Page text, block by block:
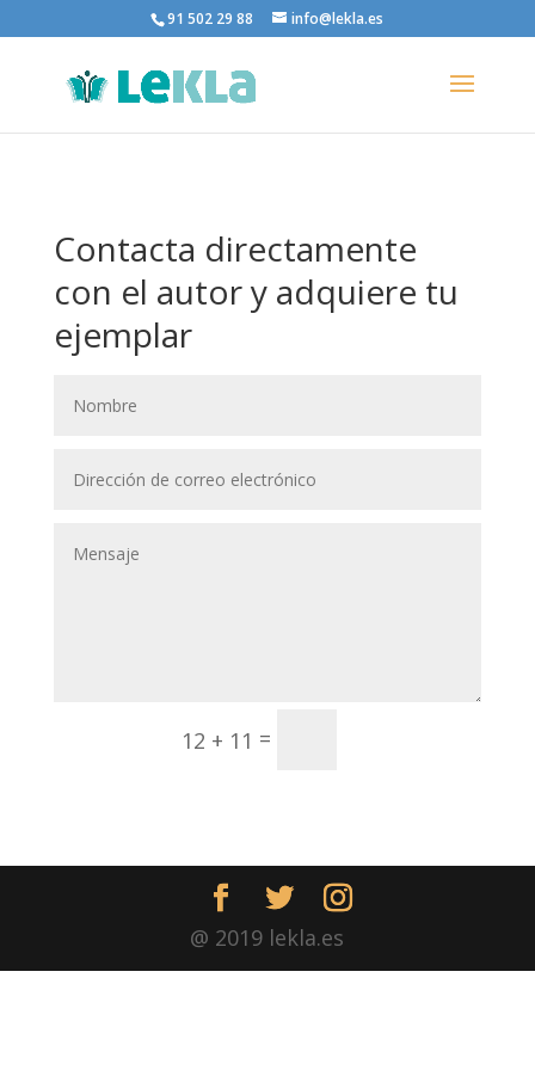
91 502 29 88 info@lekla.es
Contacta directamente
con el autor y adquiere tu
ejemplar
12 + 11 =
@ 2019 lekla.es